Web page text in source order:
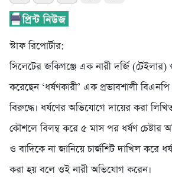
স্টাফ রিপোর্টার:
সিলেটের জকিগঞ্জে এক নারী দর্জি
করেছেন ‘ধর্ষণকারী’ এক প্রভাবশালী
বিরুদ্ধে। ধর্ষণের অভিযোগে দায়ের করা
কৌশলে বিলম্ব করে ৫ মাস পর ধর্ষণ চেষ্টার
ও বাদিকে না জানিয়ে চার্জশিট দাখিল করে
করা হয় বলে ওই নারী অভিযোগ করেন।